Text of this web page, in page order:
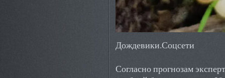
Дождевики.Соцсети
Согласно прогнозам